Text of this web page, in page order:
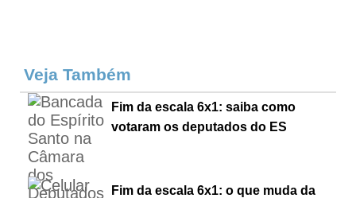
Veja Também
Fim da escala 6x1: saiba como
votaram os deputados do ES
Fim da escala 6x1: o que muda da